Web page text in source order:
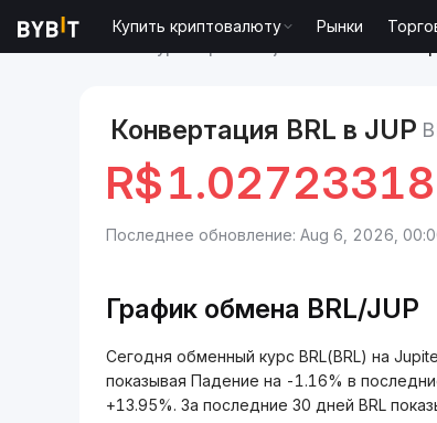
Купить криптовалюту Рынки
Конвертация BRL в JUP
R$
Последнее обновление: Aug 6, 2026,
График обмена BRL/JUP
Сегодня обменный курс BRL(BRL) на
показывая Падение на -1.16% в
+13.95%. За последние 30 дней BRL